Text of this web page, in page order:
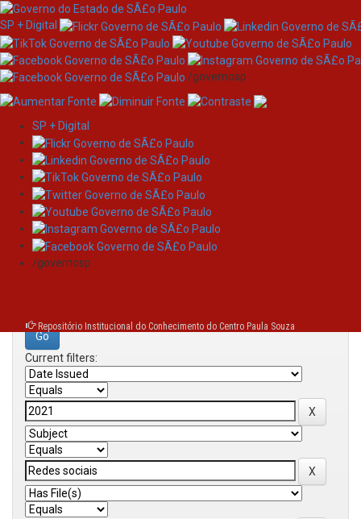
Skip
navigation
SP + Digital
/governosp
SP + Digital
/governosp
Repositório Institucional do Conhecimento do Centro Paula Souza
Search
Search:
Current filters: